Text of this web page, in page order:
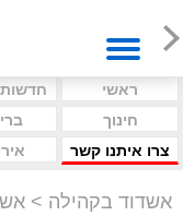
ראשי
חינוך
צרו איתנו קשר
אשדוד בקהילה >